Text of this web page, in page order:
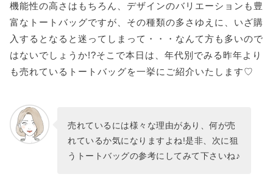
機能性の高さはもちろん、デザインのバリエーションも豊
富なトートバッグですが、その種類の多さゆえに、いざ購
入するとなると迷ってしまって・・・なんて方も多いので
はないでしょうか!?そこで本日は、年代別でみる昨年より
も売れているトートバッグを一挙にご紹介いたします♡
売れているには様々な理由があり、何が売
れているか気になりますよね!是非、次に狙
うトートバッグの参考にしてみて下さいね♪